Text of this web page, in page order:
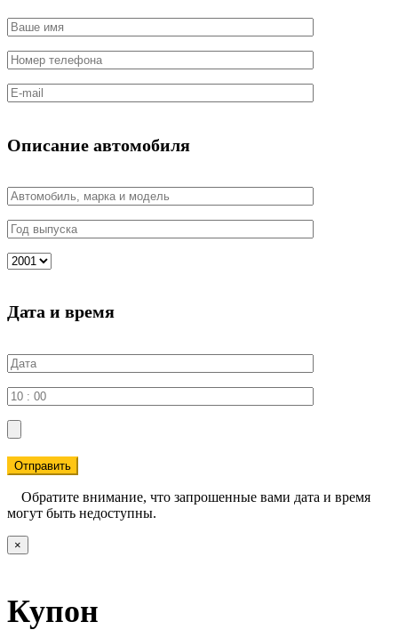
Описание автомобиля
Дата и время
Отправить
Обратите внимание, что запрошенные вами дата и время
могут быть недоступны.
×
Купон